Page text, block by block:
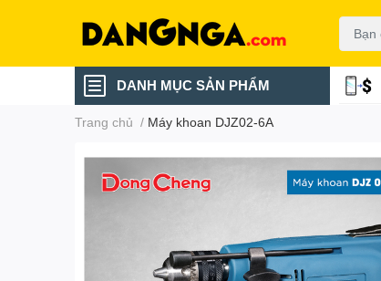
DANH MỤC SẢN PHẨM
Trang chủ / Máy khoan DJZ02-6A